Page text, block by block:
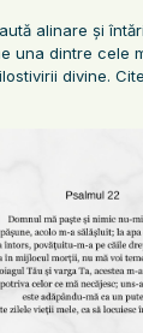
alinare și
una dintre cele
divine.